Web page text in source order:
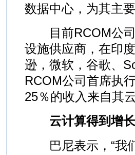
数据中心，为其主
目前RCOM公司
设施供应商，在印
逊，微软，谷歌、
RCOM公司首席执
25％的收入来自其云
云计算得到增长
巴尼表示，“我们